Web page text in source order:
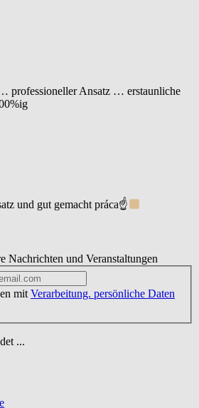
professioneller Ansatz … erstaunliche
und gut gemacht práca☝
Nachrichten und Veranstaltungen
mit Verarbeitung. persönliche Daten
...